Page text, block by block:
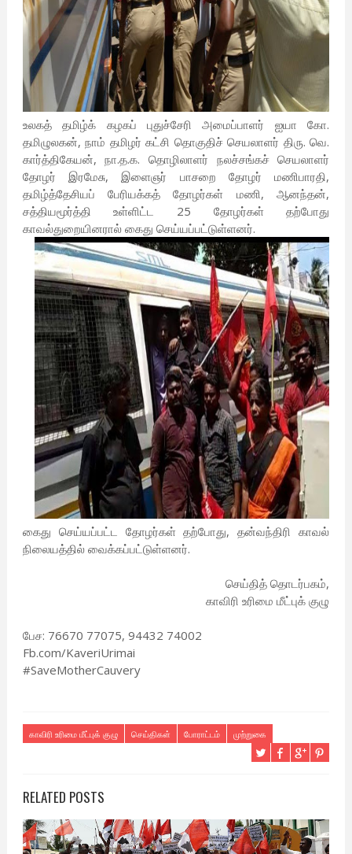
உலகத் தமிழ்க் கழகப் புதுச்சேரி அமைப்பாளர் ஐயா கோ.
தமிழுலகன், நாம் தமிழர் கட்சி தொகுதிச் செயலாளர் திரு. வெ.
கார்த்திகேயன், நா.த.க. தொழிலாளர் நலச்சங்கச் செயலாளர்
தோழர் இரமேசு, இளைஞர் பாசறை தோழர் மணிபாரதி,
தமிழ்த்தேசியப் பேரியக்கத் தோழர்கள் மணி, ஆனந்தன்,
சத்தியமூர்த்தி உள்ளிட்ட 25 தோழர்கள் தற்போது
காவல்துறையினரால் கைது செய்யப்பட்டுள்ளனர்.
கைது செய்யப்பட்ட தோழர்கள் தற்போது, தன்வந்திரி காவல்
நிலையத்தில் வைக்கப்பட்டுள்ளனர்.
செய்தித் தொடர்பகம்,
காவிரி உரிமை மீட்புக் குழு
பேச: 76670 77075, 94432 74002
Fb.com/KaveriUrimai
#SaveMotherCauvery
காவிரி உரிமை மீட்புக் குழு செய்திகள் போராட்டம் முற்றுகை
RELATED POSTS